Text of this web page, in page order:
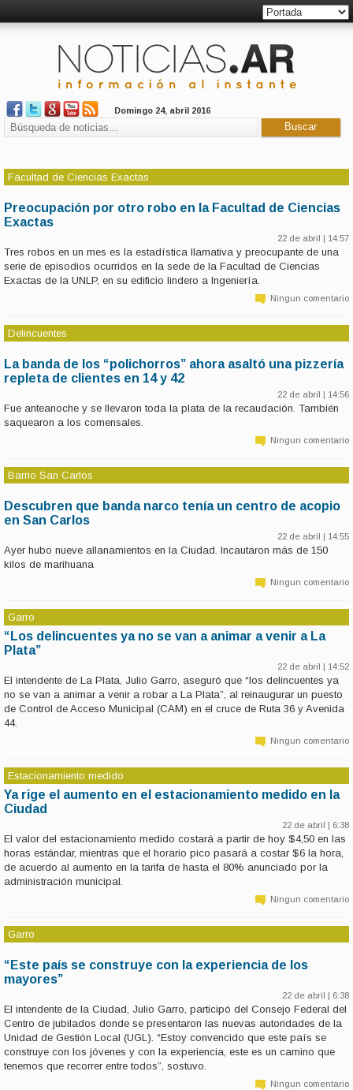
Domingo 24, abril 2016
Facultad de Ciencias Exactas
Preocupación por otro robo en la Facultad de Ciencias
Exactas
22 de abril | 14:57
Tres robos en un mes es la estadística llamativa y preocupante de una
serie de episodios ocurridos en la sede de la Facultad de Ciencias
Exactas de la UNLP, en su edificio lindero a Ingeniería.
Ningun comentario
Delincuentes
La banda de los “polichorros” ahora asaltó una pizzería
repleta de clientes en 14 y 42
22 de abril | 14:56
Fue anteanoche y se llevaron toda la plata de la recaudación. También
saquearon a los comensales.
Ningun comentario
Barrio San Carlos
Descubren que banda narco tenía un centro de acopio
en San Carlos
22 de abril | 14:55
Ayer hubo nueve allanamientos en la Ciudad. Incautaron más de 150
kilos de marihuana
Ningun comentario
Garro
“Los delincuentes ya no se van a animar a venir a La
Plata”
22 de abril | 14:52
El intendente de La Plata, Julio Garro, aseguró que “los delincuentes ya
no se van a animar a venir a robar a La Plata”, al reinaugurar un puesto
de Control de Acceso Municipal (CAM) en el cruce de Ruta 36 y Avenida
44.
Ningun comentario
Estacionamiento medido
Ya rige el aumento en el estacionamiento medido en la
Ciudad
22 de abril | 6:38
El valor del estacionamiento medido costará a partir de hoy $4,50 en las
horas estándar, mientras que el horario pico pasará a costar $6 la hora,
de acuerdo al aumento en la tarifa de hasta el 80% anunciado por la
administración municipal.
Ningun comentario
Garro
“Este país se construye con la experiencia de los
mayores”
22 de abril | 6:38
El intendente de la Ciudad, Julio Garro, participó del Consejo Federal del
Centro de jubilados donde se presentaron las nuevas autoridades de la
Unidad de Gestión Local (UGL). “Estoy convencido que este país se
construye con los jóvenes y con la experiencia, este es un camino que
tenemos que recorrer entre todos”, sostuvo.
Ningun comentario